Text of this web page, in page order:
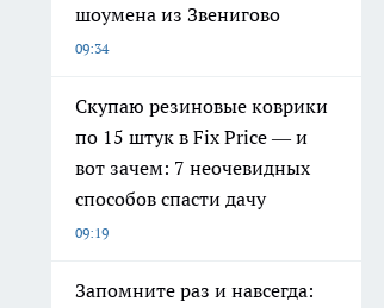
шоумена из Звенигово
09:34
Скупаю резиновые коврики
по 15 штук в Fix Price — и
вот зачем: 7 неочевидных
способов спасти дачу
09:19
Запомните раз и навсегда: